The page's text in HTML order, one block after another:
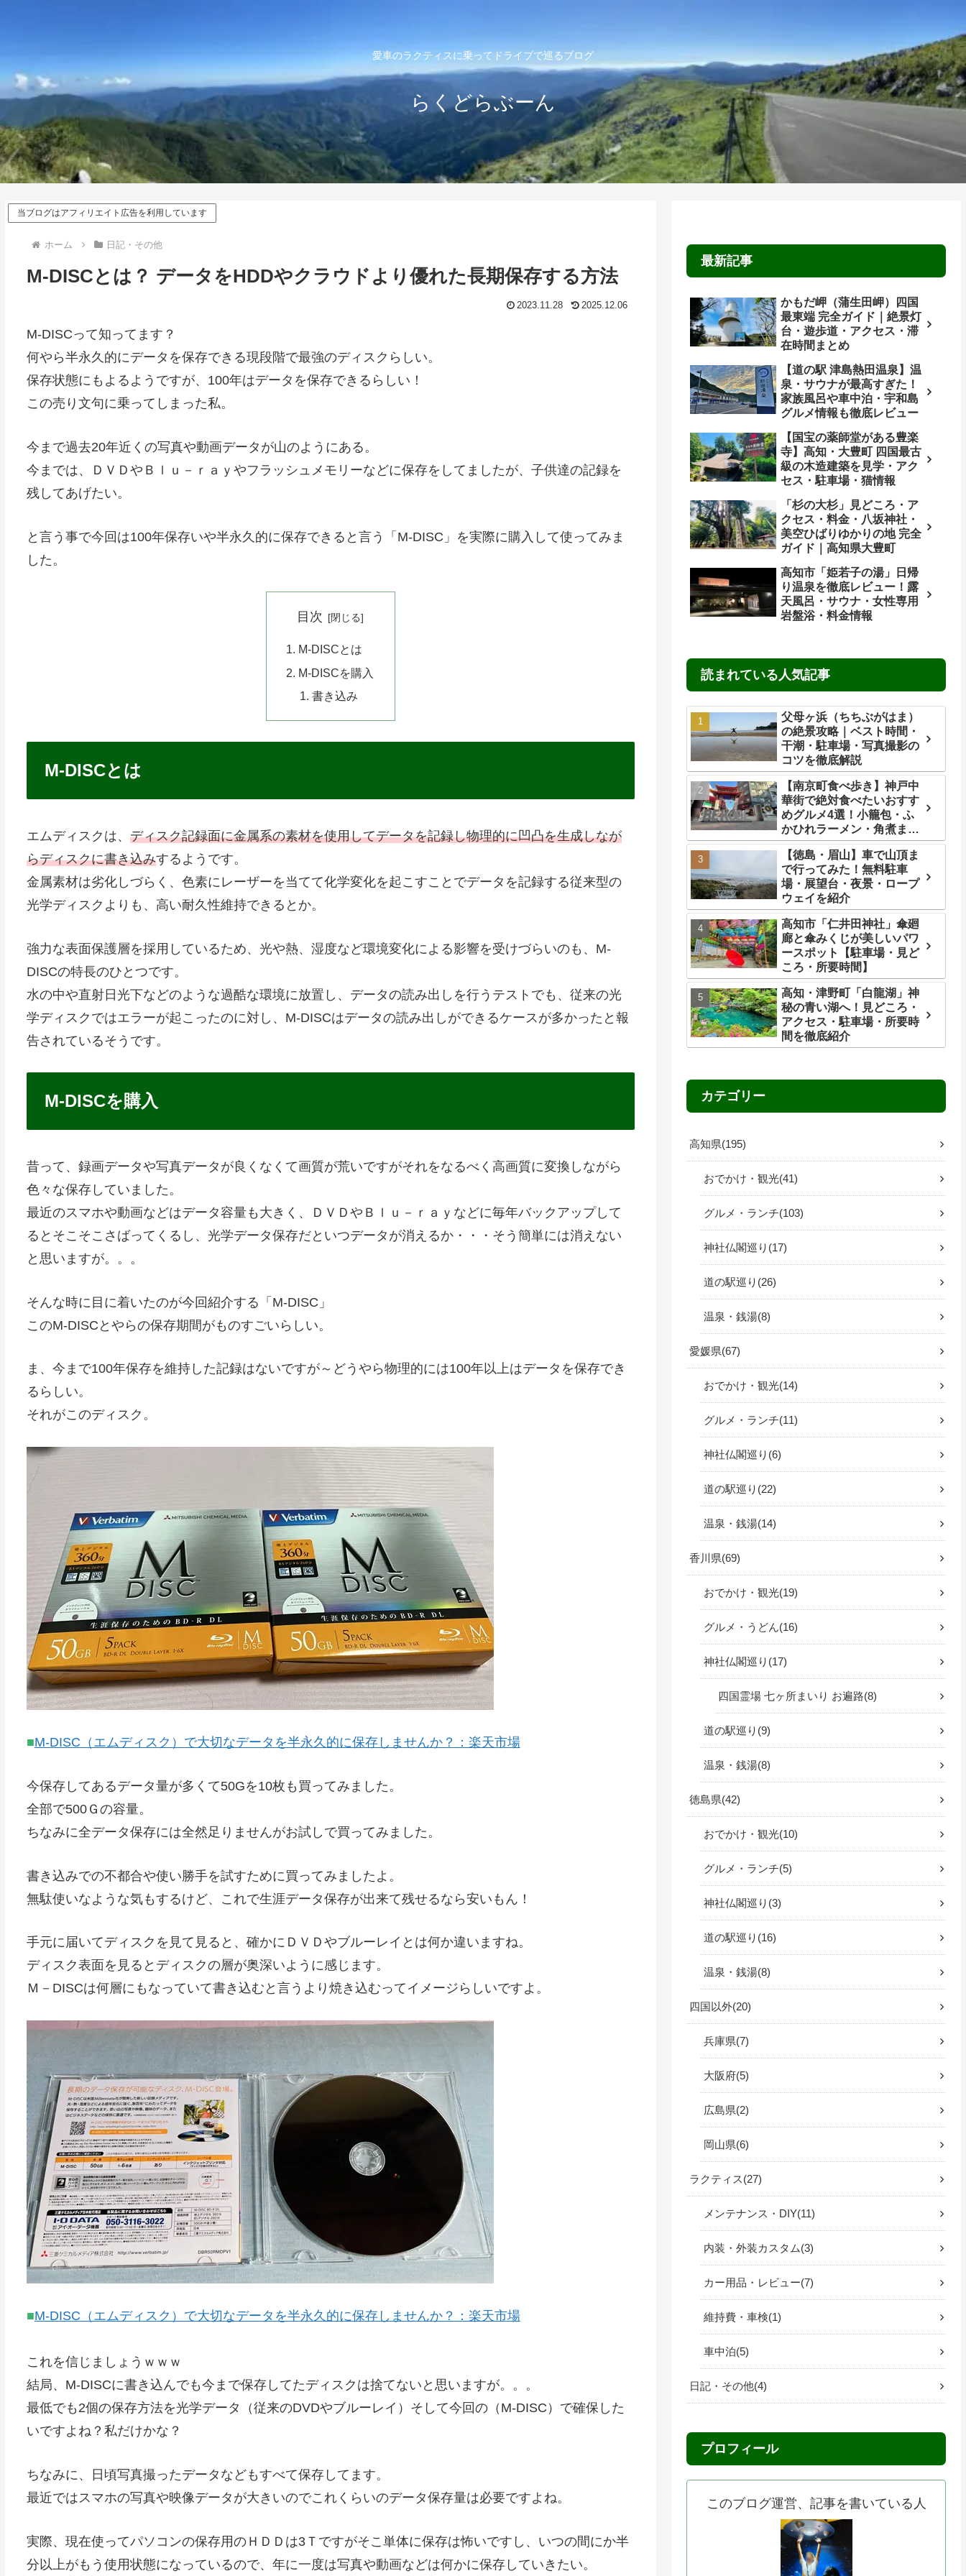
愛車のラクティスに乗ってドライブで巡るブログ
らくどらぶーん
当ブログはアフィリエイト広告を利用しています
ホーム 日記・その他
M-DISCとは？ データをHDDやクラウドより優れた長期保存する方法
2023.11.28 2025.12.06
M-DISCって知ってます？
何やら半永久的にデータを保存できる現段階で最強のディスクらしい。
保存状態にもよるようですが、100年はデータを保存できるらしい！
この売り文句に乗ってしまった私。
今まで過去20年近くの写真や動画データが山のようにある。
今までは、ＤＶＤやＢｌｕ－ｒａｙやフラッシュメモリーなどに保存をしてましたが、子供達の記録を
残してあげたい。
と言う事で今回は100年保存いや半永久的に保存できると言う「M-DISC」を実際に購入して使ってみま
した。
目次
M-DISCとは
M-DISCを購入
書き込み
M-DISCとは
エムディスクは、 ディスク記録面に金属系の素材を使用してデータを記録し物理的に凹凸を生成しなが
らディスクに書き込みするようです。
金属素材は劣化しづらく、色素にレーザーを当てて化学変化を起こすことでデータを記録する従来型の
光学ディスクよりも、高い耐久性維持できるとか。
強力な表面保護層を採用しているため、光や熱、湿度など環境変化による影響を受けづらいのも、M-
DISCの特長のひとつです。
水の中や直射日光下などのような過酷な環境に放置し、データの読み出しを行うテストでも、従来の光
学ディスクではエラーが起こったのに対し、M-DISCはデータの読み出しができるケースが多かったと報
告されているそうです。
M-DISCを購入
昔って、録画データや写真データが良くなくて画質が荒いですがそれをなるべく高画質に変換しながら
色々な保存していました。
最近のスマホや動画などはデータ容量も大きく、ＤＶＤやＢｌｕ－ｒａｙなどに毎年バックアップして
るとそこそこさばってくるし、光学データ保存だといつデータが消えるか・・・そう簡単には消えない
と思いますが。。。
そんな時に目に着いたのが今回紹介する「M-DISC」
このM-DISCとやらの保存期間がものすごいらしい。
ま、今まで100年保存を維持した記録はないですが～どうやら物理的には100年以上はデータを保存でき
るらしい。
それがこのディスク。
■M-DISC（エムディスク）で大切なデータを半永久的に保存しませんか？：楽天市場
今保存してあるデータ量が多くて50Gを10枚も買ってみました。
全部で500Ｇの容量。
ちなみに全データ保存には全然足りませんがお試しで買ってみました。
書き込みでの不都合や使い勝手を試すために買ってみましたよ。
無駄使いなような気もするけど、これで生涯データ保存が出来て残せるなら安いもん！
手元に届いてディスクを見て見ると、確かにＤＶＤやブルーレイとは何か違いますね。
ディスク表面を見るとディスクの層が奥深いように感じます。
Ｍ－DISCは何層にもなっていて書き込むと言うより焼き込むってイメージらしいですよ。
■M-DISC（エムディスク）で大切なデータを半永久的に保存しませんか？：楽天市場
これを信じましょうｗｗｗ
結局、M-DISCに書き込んでも今まで保存してたディスクは捨てないと思いますが。。。
最低でも2個の保存方法を光学データ（従来のDVDやブルーレイ）そして今回の（M-DISC）で確保した
いですよね？私だけかな？
ちなみに、日頃写真撮ったデータなどもすべて保存してます。
最近ではスマホの写真や映像データが大きいのでこれくらいのデータ保存量は必要ですよね。
実際、現在使ってパソコンの保存用のＨＤＤは3Ｔですがそこ単体に保存は怖いですし、いつの間にか半
分以上がもう使用状態になっているので、年に一度は写真や動画などは何かに保存していきたい。
最新記事
かもだ岬（蒲生田岬）四国
最東端 完全ガイド｜絶景灯
台・遊歩道・アクセス・滞
在時間まとめ
【道の駅 津島熱田温泉】温
泉・サウナが最高すぎた！
家族風呂や車中泊・宇和島
グルメ情報も徹底レビュー
【国宝の薬師堂がある豊楽
寺】高知・大豊町 四国最古
級の木造建築を見学・アク
セス・駐車場・猫情報
「杉の大杉」見どころ・ア
クセス・料金・八坂神社・
美空ひばりゆかりの地 完全
ガイド｜高知県大豊町
高知市「姫若子の湯」日帰
り温泉を徹底レビュー！露
天風呂・サウナ・女性専用
岩盤浴・料金情報
読まれている人気記事
父母ヶ浜（ちちぶがはま）
の絶景攻略｜ベスト時間・
干潮・駐車場・写真撮影の
コツを徹底解説
【南京町食べ歩き】神戸中
華街で絶対食べたいおすす
めグルメ4選！小籠包・ふ
かひれラーメン・角煮ま
ん・ごま団子を実食レビュ
ー
【徳島・眉山】車で山頂ま
で行ってみた！無料駐車
場・展望台・夜景・ロープ
ウェイを紹介
高知市「仁井田神社」傘廻
廊と傘みくじが美しいパワ
ースポット【駐車場・見ど
ころ・所要時間】
高知・津野町「白龍湖」神
秘の青い湖へ！見どころ・
アクセス・駐車場・所要時
間を徹底紹介
カテゴリー
高知県 195
おでかけ・観光 41
グルメ・ランチ 103
神社仏閣巡り 17
道の駅巡り 26
温泉・銭湯 8
愛媛県 67
おでかけ・観光 14
グルメ・ランチ 11
神社仏閣巡り 6
道の駅巡り 22
温泉・銭湯 14
香川県 69
おでかけ・観光 19
グルメ・うどん 16
神社仏閣巡り 17
四国霊場 七ヶ所まいり お遍路 8
道の駅巡り 9
温泉・銭湯 8
徳島県 42
おでかけ・観光 10
グルメ・ランチ 5
神社仏閣巡り 3
道の駅巡り 16
温泉・銭湯 8
四国以外 20
兵庫県 7
大阪府 5
広島県 2
岡山県 6
ラクティス 27
メンテナンス・DIY 11
内装・外装カスタム 3
カー用品・レビュー 7
維持費・車検 1
車中泊 5
日記・その他 4
プロフィール
このブログ運営、記事を書いている人